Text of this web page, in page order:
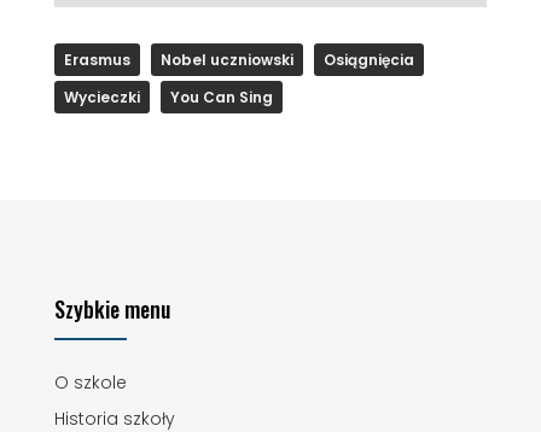
Erasmus Nobel uczniowski
Osiągnięcia
Wycieczki
You Can Sing
Szybkie menu
O szkole
Historia szkoły